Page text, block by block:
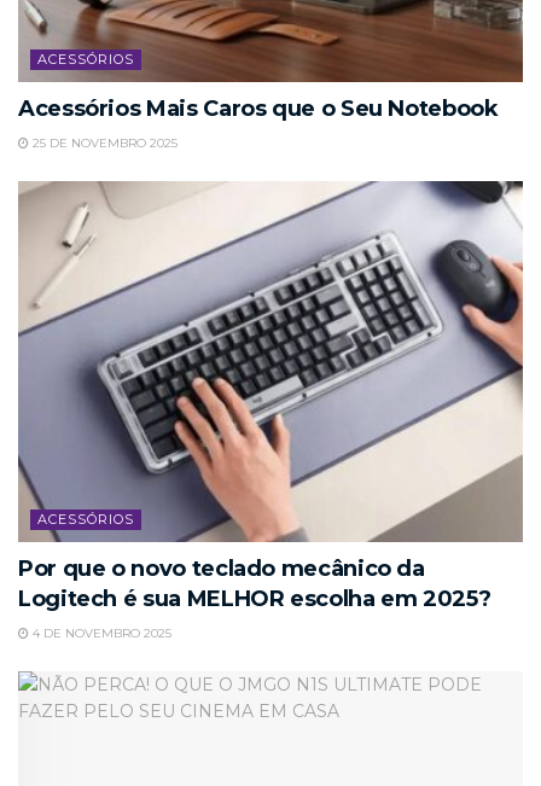
ACESSÓRIOS
Acessórios Mais Caros que o Seu Notebook
25 DE NOVEMBRO 2025
ACESSÓRIOS
Por que o novo teclado mecânico da
Logitech é sua MELHOR escolha em 2025?
4 DE NOVEMBRO 2025